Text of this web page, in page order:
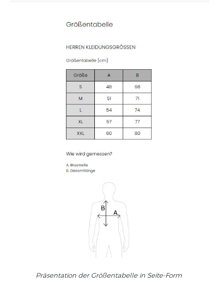
Präsentation der Größentabelle in Seite-Form